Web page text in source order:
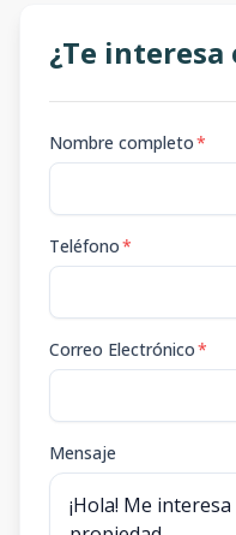
¿Te interesa
Nombre completo*
Teléfono*
Correo Electrónico*
Mensaje